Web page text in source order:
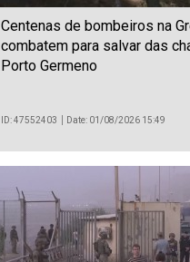
Centenas de bombeiros na
combatem para salvar das
Porto Germeno
ID: 47552403 Date: 01/08/2026 15:49